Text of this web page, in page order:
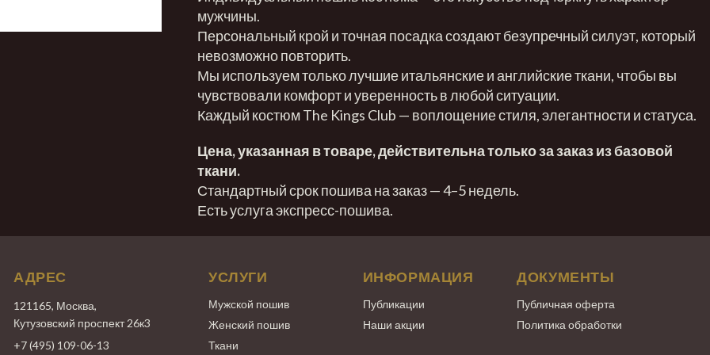
мужчины.
Персональный крой и точная посадка создают безупречный силуэт, который
невозможно повторить.
Мы используем только лучшие итальянские и английские ткани, чтобы вы
чувствовали комфорт и уверенность в любой ситуации.
Каждый костюм The Kings Club — воплощение стиля, элегантности и статуса.
Цена, указанная в товаре, действительна только за заказ из базовой
ткани.
Стандартный срок пошива на заказ — 4–5 недель.
Есть услуга экспресс-пошива.
АДРЕС
121165, Москва,
Кутузовский проспект 26к3
+7 (495) 109-06-13
УСЛУГИ
Мужской пошив
Женский пошив
Ткани
ИНФОРМАЦИЯ
Публикации
Наши акции
ДОКУМЕНТЫ
Публичная оферта
Политика обработки